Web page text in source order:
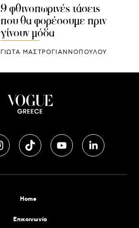
9 φθινοπωρινές τάσεις
που θα φορέσουμε πριν
γίνουν μόδα
ΓΙΩΤΑ ΜΑΣΤΡΟΓΙΑΝΝΟΠΟΥΛΟΥ
Home
Επικοινωνία